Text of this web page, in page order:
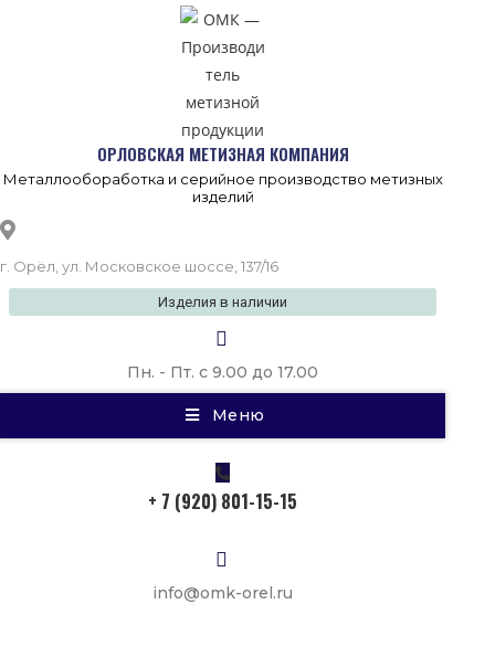
ОРЛОВСКАЯ МЕТИЗНАЯ КОМПАНИЯ
Металлообоработка и серийное производство метизных
изделий
г. Орёл, ул. Московское шоссе, 137/16
Изделия в наличии
Пн. - Пт. с 9.00 до 17.00
Меню
+ 7 (920) 801-15-15
info@omk-orel.ru